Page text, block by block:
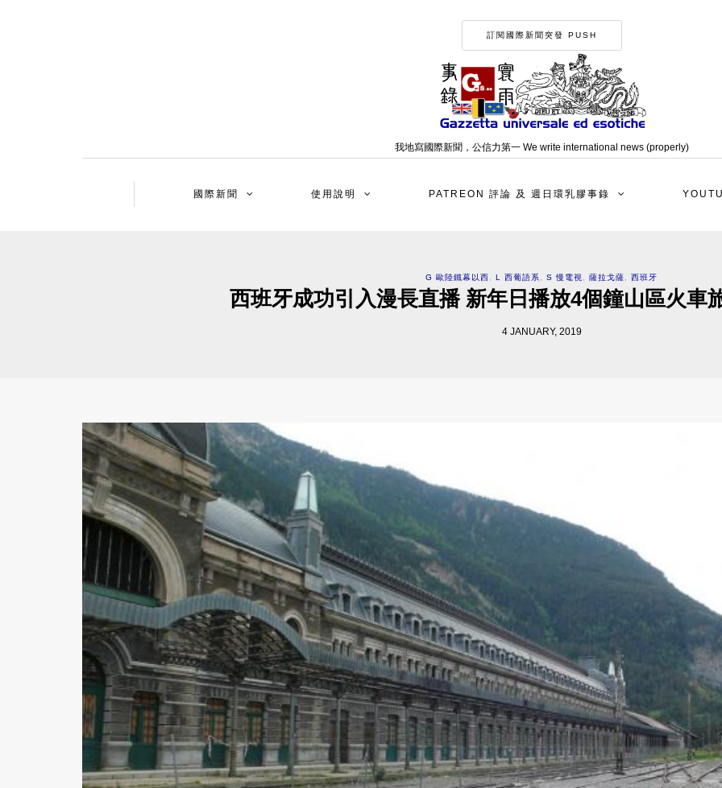
訂閱國際新聞突發 PUSH
我地寫國際新聞，公信力第一 We write international news (properly)
國際新聞 使用說明 PATREON 評論 及 週日環乳膠事錄
G 歐陸鐵幕以西 L 西葡語系 S 慢電視 薩拉戈薩 西班牙
西班牙成功引入漫長直播 新年日播放4個鐘山區火車
4 JANUARY, 2019